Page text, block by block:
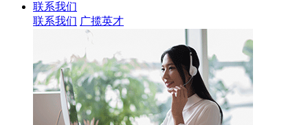
联系我们
联系我们 广揽英才